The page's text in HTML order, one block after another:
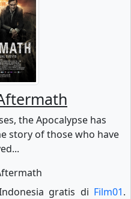
the Apocalypse has
story of those who have
gratis di Film01.